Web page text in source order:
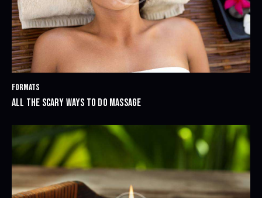
FORMATS
ALL THE SCARY WAYS TO DO MASSAGE